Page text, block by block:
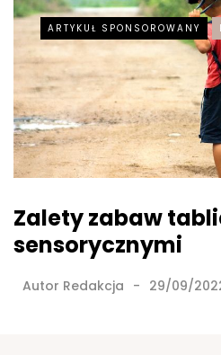
ARTYKUŁ SPONSOROWANY
Zalety zabaw
sensorycznymi
Autor Redakcja 29/09/